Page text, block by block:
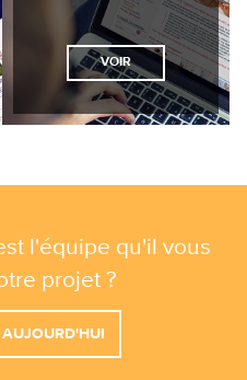
VOIR
l'équipe qu'il vous
projet ?